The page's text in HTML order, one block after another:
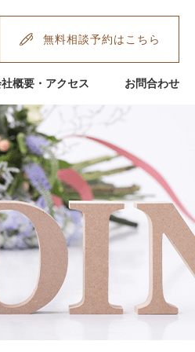
無料相談予約はこちら
概要・アクセス お問合わせ